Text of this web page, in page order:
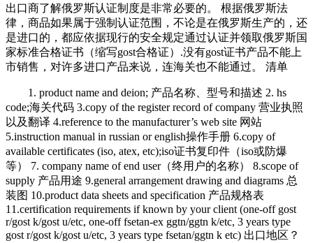
出口商了解俄罗斯认证制度是非常必要的。 根据俄罗斯法
律，商品如果属于强制认证范围，不论是在俄罗斯生产的，还
是进口的，都应依据现行的安全规定通过认证并领取俄罗斯国
家标准合格证书（缩写gost合格证）.没有gost证书产品不能上
市销售，对许多进口产品来说，连海关也不能通过。 清单
1. product name and deion; 产品名称、型号和描述 2. hs
code;海关代码 3.copy of the register record of company 营业执照
以及翻译 4.reference to the manufacturer’s web site 网站
5.instruction manual in russian or english操作手册 6.copy of
available certificates (iso, atex, etc);iso证书复印件（iso或防爆
等） 7. company name of end user（终用户的名称） 8.scope of
supply 产品用途 9.general arrangement drawing and diagrams 总
装图 10.product data sheets and specification 产品规格表
11.certification requirements if known by your client (one-off gost
r/gost k/gost u/etc, one-off fsetan-ex ggtn/ggtn k/etc, 3 years type
gost r/gost k/gost u/etc, 3 years type fsetan/ggtn k etc) 出口地区？